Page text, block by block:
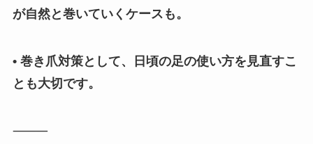
が自然と巻いていくケースも。
• 巻き爪対策として、日頃の足の使い方を見直すこ
とも大切です。
⸻